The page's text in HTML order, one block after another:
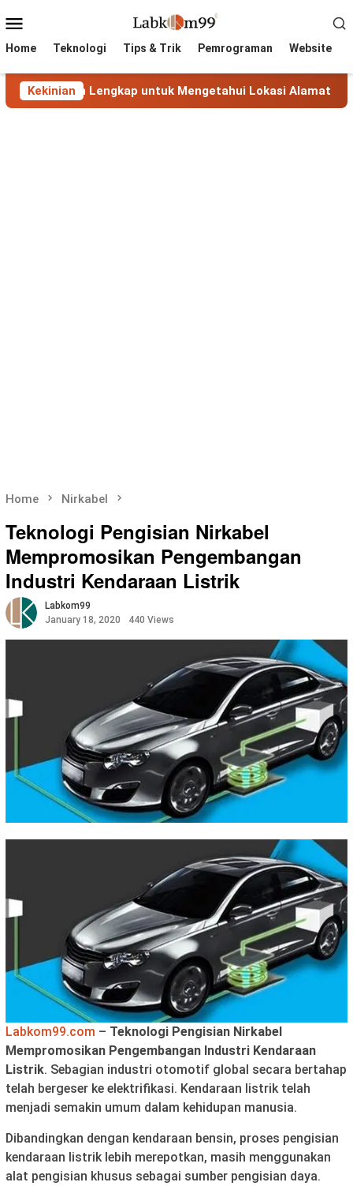
to
Menu
Home Teknologi Tips & Trik Pemrograman Website
Kekinian
Lengkap untuk Mengetahui Lokasi Alamat IP
Home Nirkabel
Teknologi Pengisian Nirkabel
Mempromosikan Pengembangan
Industri Kendaraan Listrik
Labkom99
January 18, 2020
440 Views
Labkom99.com – Teknologi Pengisian Nirkabel
Mempromosikan Pengembangan Industri Kendaraan
Listrik. Sebagian industri otomotif global secara bertahap
telah bergeser ke elektrifikasi. Kendaraan listrik telah
menjadi semakin umum dalam kehidupan manusia.
Dibandingkan dengan kendaraan bensin, proses pengisian
kendaraan listrik lebih merepotkan, masih menggunakan
alat pengisian khusus sebagai sumber pengisian daya.